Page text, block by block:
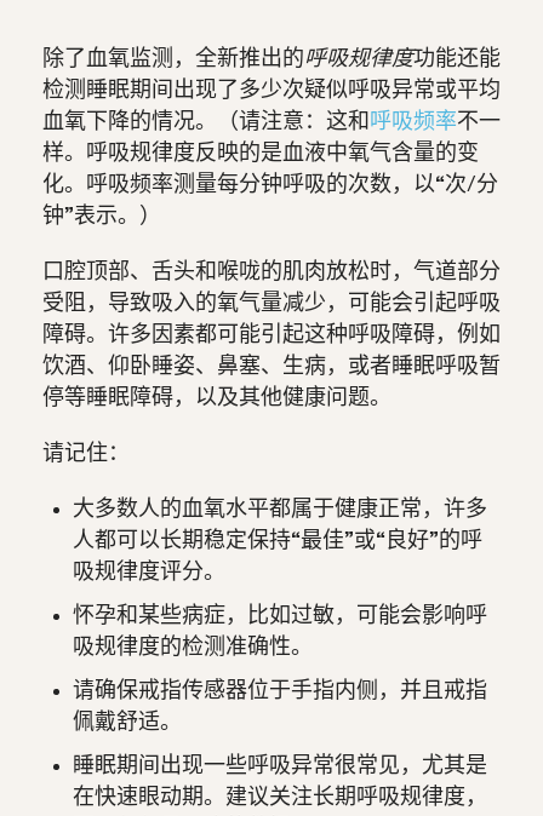
除了血氧监测，全新推出的呼吸规律度功能还能
检测睡眠期间出现了多少次疑似呼吸异常或平均
血氧下降的情况。（请注意：这和 呼吸频率不一
样。 呼吸规律度反映的是血液中氧气含量的变
化。 呼吸频率测量每分钟呼吸的次数，以“次/分
钟”表示。）
口腔顶部、舌头和喉咙的肌肉放松时，气道部分
受阻，导致吸入的氧气量减少，可能会引起呼吸
障碍。许多因素都可能引起这种呼吸障碍，例如
饮酒、仰卧睡姿、鼻塞、生病，或者睡眠呼吸暂
停等睡眠障碍，以及其他健康问题。
请记住：
大多数人的血氧水平都属于健康正常，许多
人都可以长期稳定保持“最佳”或“良好”的呼
吸规律度评分。
怀孕和某些病症，比如过敏，可能会影响呼
吸规律度的检测准确性。
请确保戒指传感器位于手指内侧，并且戒指
佩戴舒适。
睡眠期间出现一些呼吸异常很常见，尤其是
在快速眼动期。建议关注长期呼吸规律度，